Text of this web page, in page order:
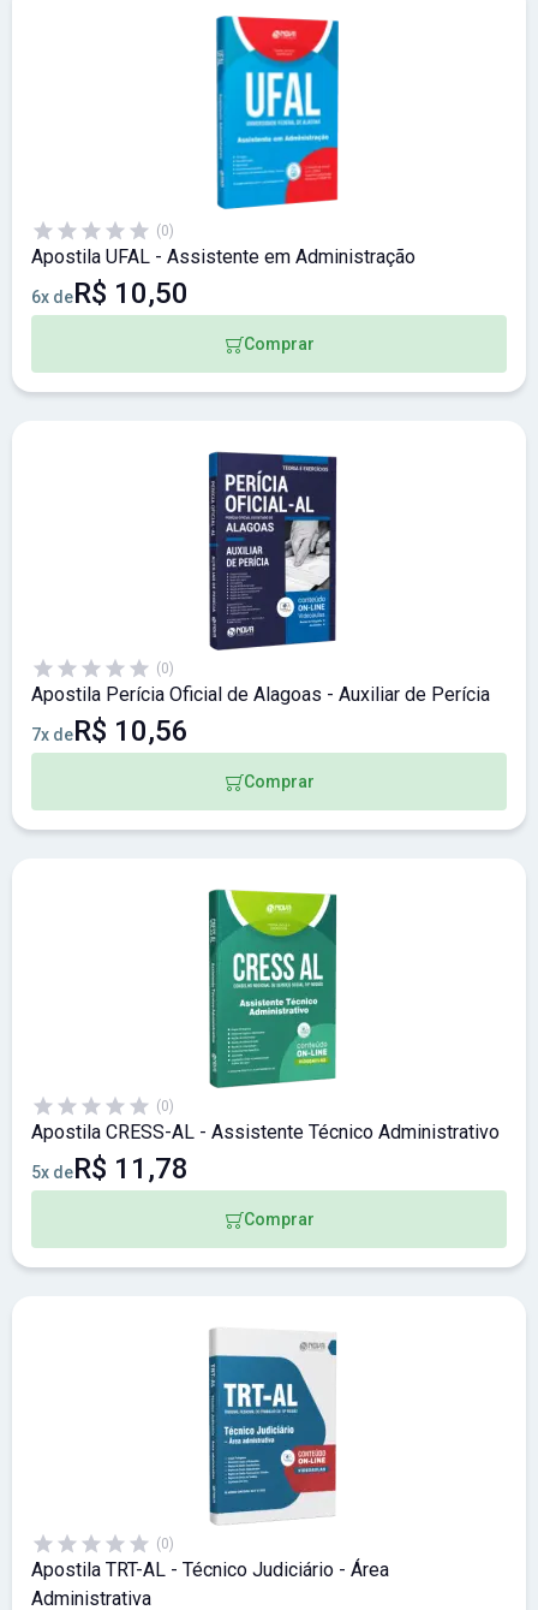
(0)
Apostila UFAL - Assistente em Administração
6x deR$ 10,50
Comprar
(0)
Apostila Perícia Oficial de Alagoas - Auxiliar de Perícia
7x deR$ 10,56
Comprar
(0)
Apostila CRESS-AL - Assistente Técnico Administrativo
5x deR$ 11,78
Comprar
(0)
Apostila TRT-AL - Técnico Judiciário - Área
Administrativa